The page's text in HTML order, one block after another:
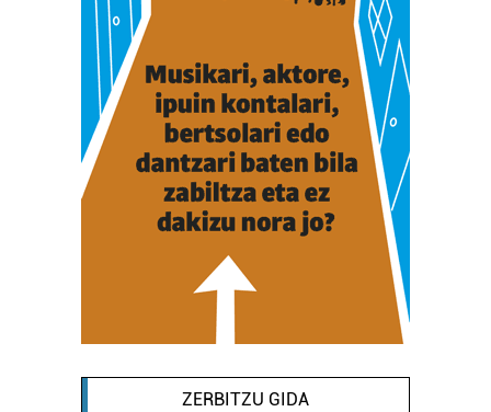
ZERBITZU GIDA